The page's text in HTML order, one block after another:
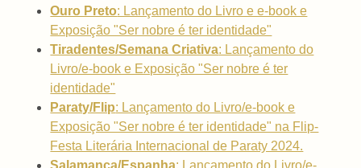
Ouro Preto: Lançamento do Livro e e-book e
Exposição "Ser nobre é ter identidade"
Tiradentes/Semana Criativa: Lançamento do
Livro/e-book e Exposição "Ser nobre é ter
identidade"
Paraty/Flip: Lançamento do Livro/e-book e
Exposição "Ser nobre é ter identidade" na Flip-
Festa Literária Internacional de Paraty 2024.